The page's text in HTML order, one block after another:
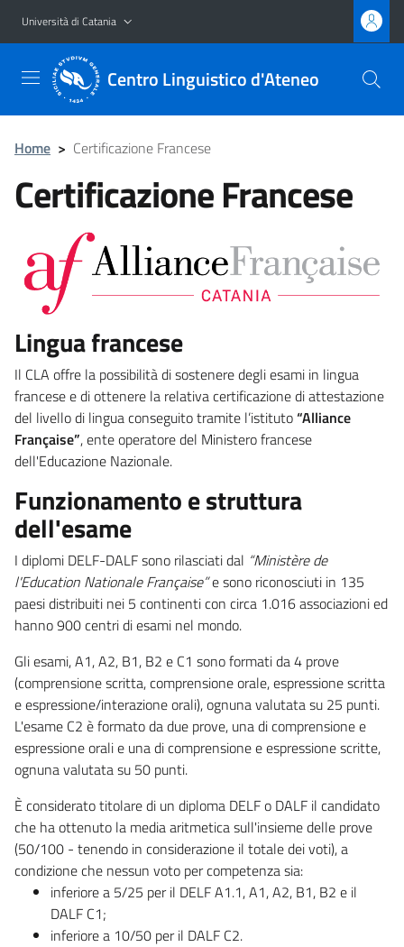
Vai al contenuto principale
Vai al menu di navigazione
Università di Catania
Centro Linguistico d'Ateneo
Home > Certificazione Francese
Certificazione Francese
Lingua francese
Il CLA offre la possibilità di sostenere degli esami in lingua
francese e di ottenere la relativa certificazione di attestazione
del livello di lingua conseguito tramite l’istituto“Alliance
Française”, ente operatore del Ministero francese
dell'Educazione Nazionale.
Funzionamento e struttura
dell'esame
I diplomi DELF-DALF sono rilasciati dal “Ministère de
l'Education Nationale Française”e sono riconosciuti in 135
paesi distribuiti nei 5 continenti con circa 1.016 associazioni ed
hanno 900 centri di esami nel mondo.
Gli esami, A1, A2, B1, B2 e C1 sono formati da 4 prove
(comprensione scritta, comprensione orale, espressione scritta
e espressione/interazione orali), ognuna valutata su 25 punti.
L'esame C2 è formato da due prove, una di comprensione e
espressione orali e una di comprensione e espressione scritte,
ognuna valutata su 50 punti.
È considerato titolare di un diploma DELF o DALF il candidato
che ha ottenuto la media aritmetica sull'insieme delle prove
(50/100 - tenendo in considerazione il totale dei voti), a
condizione che nessun voto per competenza sia:
inferiore a 5/25 per il DELF A1.1, A1, A2, B1, B2 e il
DALF C1;
inferiore a 10/50 per il DALF C2.